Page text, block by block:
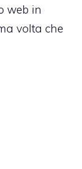
web in
volta che